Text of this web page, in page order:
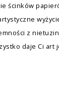
ścinków
z
daje Ci art